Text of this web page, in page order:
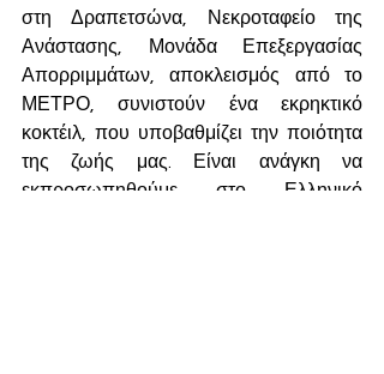
στη Δραπετσώνα, Νεκροταφείο της
Ανάστασης, Μονάδα Επεξεργασίας
Απορριμμάτων, αποκλεισμός από το
ΜΕΤΡΟ, συνιστούν ένα εκρηκτικό
κοκτέιλ, που υποβαθμίζει την ποιότητα
της ζωής μας. Είναι ανάγκη να
εκπροσωπηθούμε στο Ελληνικό